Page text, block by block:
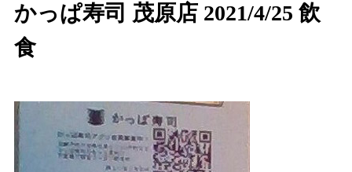
かっぱ寿司 茂原店 2021/4/25 飲
食